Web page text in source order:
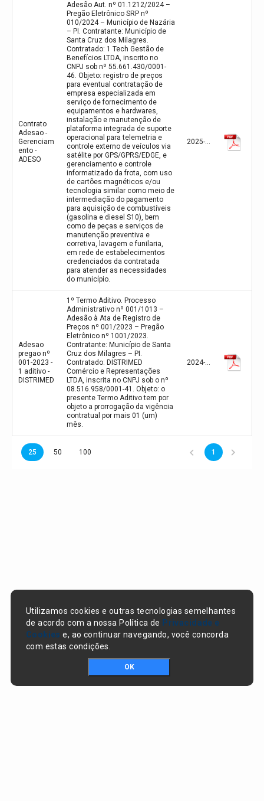
Contrato
Adesao -
Gerenciam
ento -
ADESO
Adesão Aut. nº 01.1212/2024 –
Pregão Eletrônico SRP nº
010/2024 – Município de Nazária
– PI. Contratante: Município de
Santa Cruz dos Milagres.
Contratado: 1 Tech Gestão de
Benefícios LTDA, inscrito no
CNPJ sob nº 55.661.430/0001-
46. Objeto: registro de preços
para eventual contratação de
empresa especializada em
serviço de fornecimento de
equipamentos e hardwares,
instalação e manutenção de
plataforma integrada de suporte
operacional para telemetria e
controle externo de veículos via
satélite por GPS/GPRS/EDGE, e
gerenciamento e controle
informatizado da frota, com uso
de cartões magnéticos e/ou
tecnologia similar como meio de
intermediação do pagamento
para aquisição de combustíveis
(gasolina e diesel S10), bem
como de peças e serviços de
manutenção preventiva e
corretiva, lavagem e funilaria,
em rede de estabelecimentos
credenciados da contratada
para atender as necessidades
do município.
2025-01-30
Adesao
pregao nº
001-2023 -
1 aditivo -
DISTRIMED
1º Termo Aditivo. Processo
Administrativo nº 001/1013 –
Adesão à Ata de Registro de
Preços nº 001/2023 – Pregão
Eletrônico nº 1001/2023.
Contratante: Município de Santa
Cruz dos Milagres – PI.
Contratado: DISTRIMED
Comércio e Representações
LTDA, inscrita no CNPJ sob o nº
08.516.958/0001-41. Objeto: o
presente Termo Aditivo tem por
objeto a prorrogação da vigência
contratual por mais 01 (um)
mês.
2024-11-20
25 50 100 1
Utilizamos cookies e outras tecnologias semelhantes
de acordo com a nossa Política de Privacidade e
Cookies e, ao continuar navegando, você concorda
com estas condições.
OK